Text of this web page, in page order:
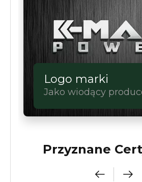
Logo marki
Jako wiodący
to.
Przyznane